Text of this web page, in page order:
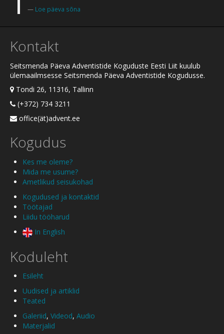
Loe päeva sõna
Kontakt
Seitsmenda Päeva Adventistide Koguduste Eesti Liit kuulub
ülemaailmsesse Seitsmenda Päeva Adventistide Kogudusse.
Tondi 26, 11316, Tallinn
(+372) 734 3211
office(ät)advent.ee
Kogudus
Kes me oleme?
Mida me usume?
Ametlikud seisukohad
Kogudused ja kontaktid
Töötajad
Liidu tööharud
In English
Koduleht
Esileht
Uudised ja artiklid
Teated
Galeriid, Videod, Audio
Materjalid